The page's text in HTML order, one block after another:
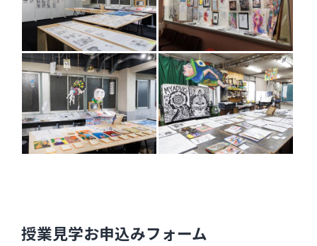
授業見学お申込みフォーム